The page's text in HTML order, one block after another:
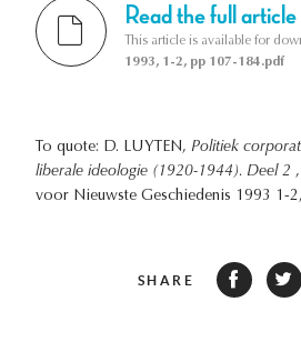
Read the full article
This article is available for
1993, 1-2, pp 107-184.pdf
To quote: D. LUYTEN, Politiek
liberale ideologie (1920-1944). Deel 2
voor Nieuwste Geschiedenis 1993 1-
SHARE